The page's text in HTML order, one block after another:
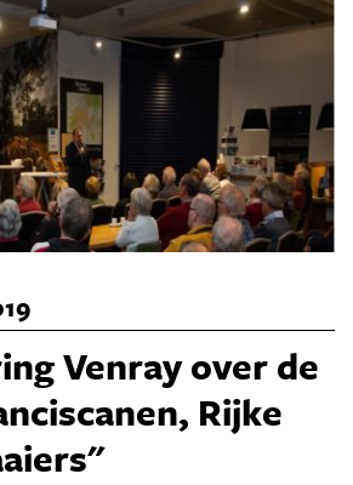
Venray over de
Rijke